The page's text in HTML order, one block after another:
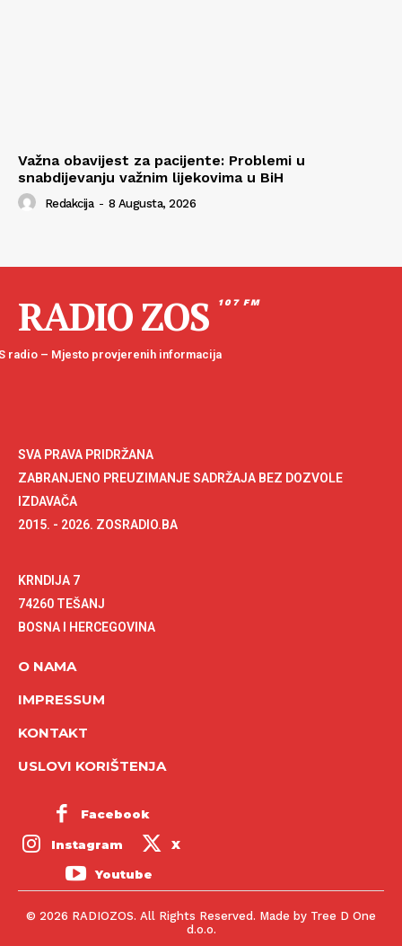
Važna obavijest za pacijente: Problemi u
snabdijevanju važnim lijekovima u BiH
Redakcija - 8 Augusta, 2026
RADIO ZOS 107 FM
radio – Mjesto provjerenih informacija
SVA PRAVA PRIDRŽANA
ZABRANJENO PREUZIMANJE SADRŽAJA BEZ DOZVOLE
IZDAVAČA
2015. - 2026. ZOSRADIO.BA
KRNDIJA 7
74260 TEŠANJ
BOSNA I HERCEGOVINA
O NAMA
IMPRESSUM
KONTAKT
USLOVI KORIŠTENJA
Facebook
Instagram X
Youtube
© 2026 RADIOZOS. All Rights Reserved. Made by Tree D One
d.o.o.